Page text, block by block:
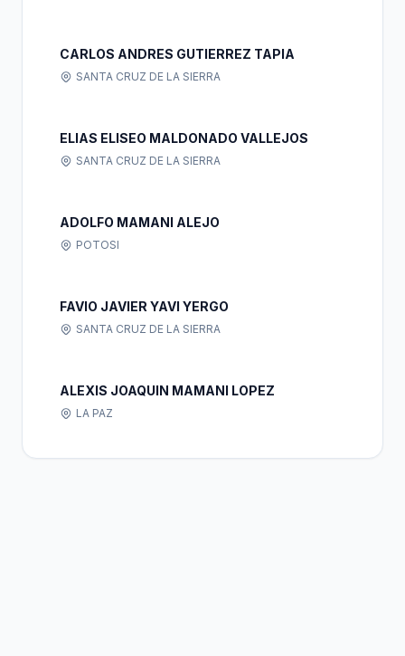
CARLOS ANDRES GUTIERREZ TAPIA
SANTA CRUZ DE LA SIERRA
ELIAS ELISEO MALDONADO VALLEJOS
SANTA CRUZ DE LA SIERRA
ADOLFO MAMANI ALEJO
POTOSI
FAVIO JAVIER YAVI YERGO
SANTA CRUZ DE LA SIERRA
ALEXIS JOAQUIN MAMANI LOPEZ
LA PAZ